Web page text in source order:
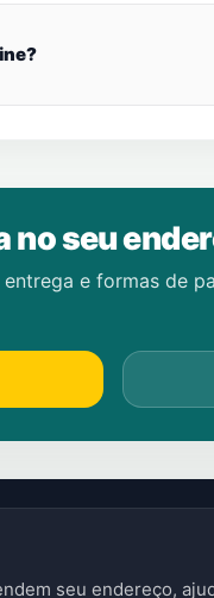
no seu
e formas de
seu endereço,